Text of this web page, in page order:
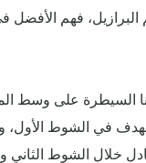
فهم الأفضل
السيطرة على وسط
بهدف في الشوط